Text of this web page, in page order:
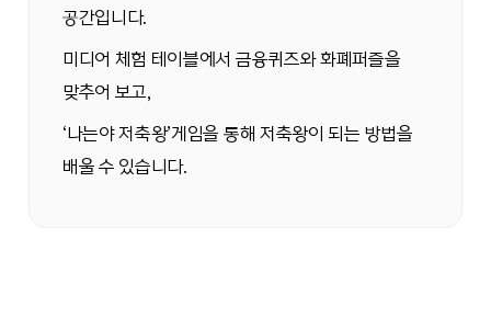
공간입니다.
미디어 체험 테이블에서 금융퀴즈와 화폐퍼즐을
맞추어 보고,
‘나는야 저축왕’게임을 통해 저축왕이 되는 방법을
배울 수 있습니다.